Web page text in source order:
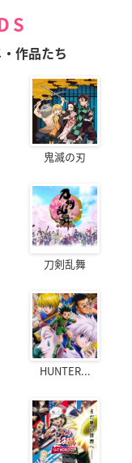
作品たち
鬼滅の刃
刀剣乱舞
HUNTER...